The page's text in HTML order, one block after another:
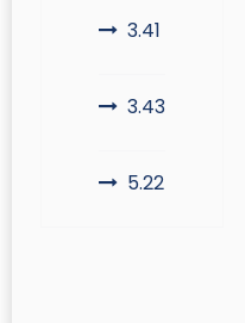
3.41
3.43
5.22